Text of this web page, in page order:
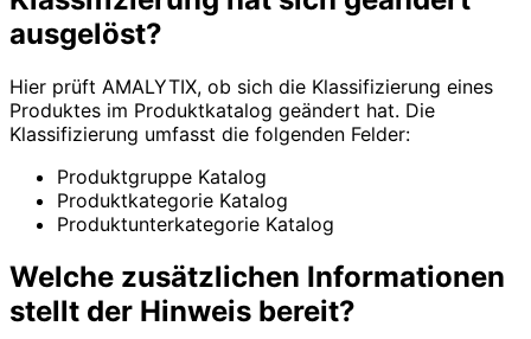
ausgelöst?
Hier prüft AMALYTIX, ob sich die Klassifizierung eines
Produktes im Produktkatalog geändert hat. Die
Klassifizierung umfasst die folgenden Felder:
Produktgruppe Katalog
Produktkategorie Katalog
Produktunterkategorie Katalog
Welche zusätzlichen Informationen
stellt der Hinweis bereit?